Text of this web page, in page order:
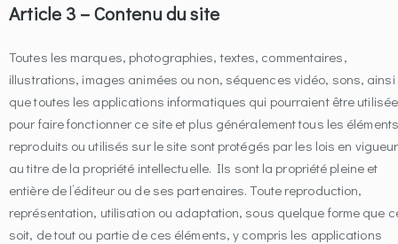
Article 3 – Contenu du site
Toutes les marques, photographies, textes, commentaires,
illustrations, images animées ou non, séquences vidéo, sons, ainsi
que toutes les applications informatiques qui pourraient être
pour faire fonctionner ce site et plus généralement tous les éléments
reproduits ou utilisés sur le site sont protégés par les lois en vigueur
au titre de la propriété intellectuelle. Ils sont la propriété pleine et
entière de l’éditeur ou de ses partenaires. Toute reproduction,
représentation, utilisation ou adaptation, sous quelque forme que
soit, de tout ou partie de ces éléments, y compris les applications